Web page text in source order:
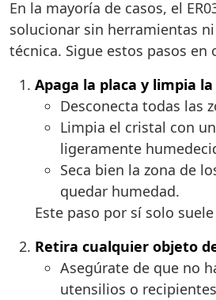
En la mayoría de casos, el
solucionar sin herramientas
técnica. Sigue estos pasos en
Apaga la placa y limpia
Desconecta todas las
Limpia el cristal con
ligeramente
Seca bien la zona de
quedar humedad.
Este paso por sí solo
Retira cualquier objeto
Asegúrate de que no
utensilios o